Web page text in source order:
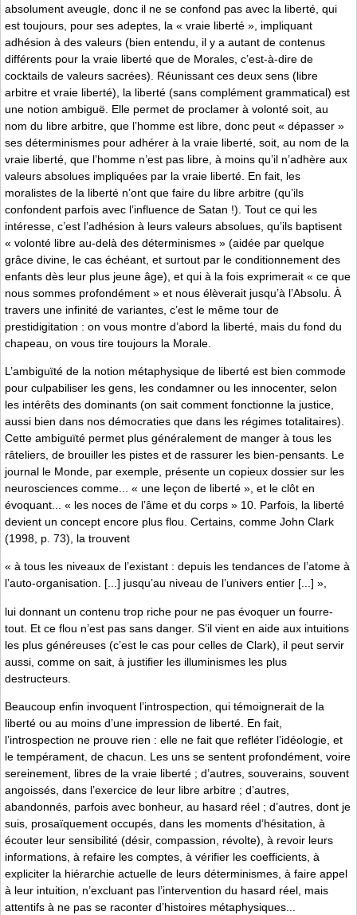
absolument aveugle, donc il ne se confond pas avec la liberté, qui
est toujours, pour ses adeptes, la « vraie liberté », impliquant
adhésion à des valeurs (bien entendu, il y a autant de contenus
différents pour la vraie liberté que de Morales, c’est-à-dire de
cocktails de valeurs sacrées). Réunissant ces deux sens (libre
arbitre et vraie liberté), la liberté (sans complément grammatical) est
une notion ambiguë. Elle permet de proclamer à volonté soit, au
nom du libre arbitre, que l’homme est libre, donc peut « dépasser »
ses déterminismes pour adhérer à la vraie liberté, soit, au nom de la
vraie liberté, que l’homme n’est pas libre, à moins qu’il n’adhère aux
valeurs absolues impliquées par la vraie liberté. En fait, les
moralistes de la liberté n’ont que faire du libre arbitre (qu’ils
confondent parfois avec l’influence de Satan !). Tout ce qui les
intéresse, c’est l’adhésion à leurs valeurs absolues, qu’ils baptisent
« volonté libre au-delà des déterminismes » (aidée par quelque
grâce divine, le cas échéant, et surtout par le conditionnement des
enfants dès leur plus jeune âge), et qui à la fois exprimerait « ce que
nous sommes profondément » et nous élèverait jusqu’à l’Absolu. À
travers une infinité de variantes, c’est le même tour de
prestidigitation : on vous montre d’abord la liberté, mais du fond du
chapeau, on vous tire toujours la Morale.
L’ambiguïté de la notion métaphysique de liberté est bien commode
pour culpabiliser les gens, les condamner ou les innocenter, selon
les intérêts des dominants (on sait comment fonctionne la justice,
aussi bien dans nos démocraties que dans les régimes totalitaires).
Cette ambiguïté permet plus généralement de manger à tous les
râteliers, de brouiller les pistes et de rassurer les bien-pensants. Le
journal le Monde, par exemple, présente un copieux dossier sur les
neurosciences comme... « une leçon de liberté », et le clôt en
évoquant... « les noces de l’âme et du corps » 10. Parfois, la liberté
devient un concept encore plus flou. Certains, comme John Clark
(1998, p. 73), la trouvent
« à tous les niveaux de l’existant : depuis les tendances de l’atome à
l’auto-organisation. [...] jusqu’au niveau de l’univers entier [...] »,
lui donnant un contenu trop riche pour ne pas évoquer un fourre-
tout. Et ce flou n’est pas sans danger. S’il vient en aide aux intuitions
les plus généreuses (c’est le cas pour celles de Clark), il peut servir
aussi, comme on sait, à justifier les illuminismes les plus
destructeurs.
Beaucoup enfin invoquent l’introspection, qui témoignerait de la
liberté ou au moins d’une impression de liberté. En fait,
l’introspection ne prouve rien : elle ne fait que refléter l’idéologie, et
le tempérament, de chacun. Les uns se sentent profondément, voire
sereinement, libres de la vraie liberté ; d’autres, souverains, souvent
angoissés, dans l’exercice de leur libre arbitre ; d’autres,
abandonnés, parfois avec bonheur, au hasard réel ; d’autres, dont je
suis, prosaïquement occupés, dans les moments d’hésitation, à
écouter leur sensibilité (désir, compassion, révolte), à revoir leurs
informations, à refaire les comptes, à vérifier les coefficients, à
expliciter la hiérarchie actuelle de leurs déterminismes, à faire appel
à leur intuition, n’excluant pas l’intervention du hasard réel, mais
attentifs à ne pas se raconter d’histoires métaphysiques...